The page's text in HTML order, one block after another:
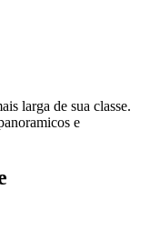
larga de sua classe.
e